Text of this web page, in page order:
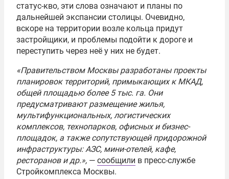
статус-кво, эти слова означают и планы по
дальнейшей экспансии столицы. Очевидно,
вскоре на территории возле кольца придут
застройщики, и проблемы подойти к дороге и
переступить через неё у них не будет.
«Правительством Москвы разработаны проекты
планировок территорий, примыкающих к МКАД,
общей площадью более 5 тыс. га. Они
предусматривают размещение жилья,
мультифункциональных, логистических
комплексов, технопарков, офисных и бизнес-
площадок, а также сопутствующей придорожной
инфраструктуры: АЗС, мини-отелей, кафе,
ресторанов и др.», — сообщили в пресс-службе
Стройкомплекса Москвы.